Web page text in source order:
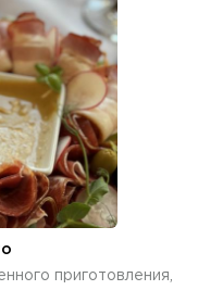
приготовления,